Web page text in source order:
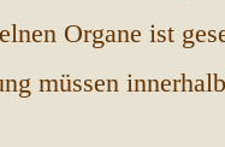
Organe ist
müssen